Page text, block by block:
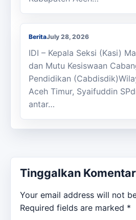
Antar Tugas Kepala SMKN
BeritaJuly 28, 2026
IDI – Kepala Seksi (Kasi)
dan Mutu Kesiswaan
Pendidikan
Aceh Timur, Syaifuddin
antar…
Tinggalkan Komentar
Your email address will not
Required fields are marked *